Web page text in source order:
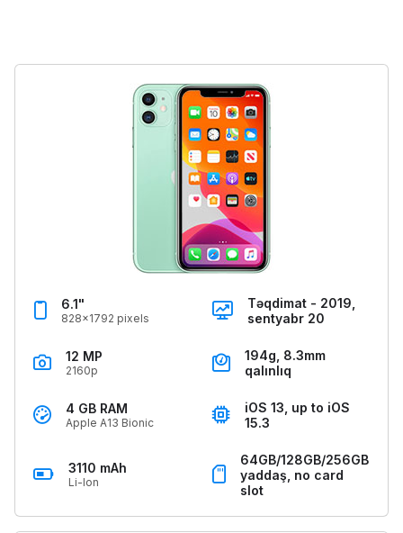
6.1"
828x1792 pixels
Təqdimat - 2019,
sentyabr 20
12 MP
2160p
194g, 8.3mm
qalınlıq
4 GB RAM
Apple A13 Bionic
iOS 13, up to iOS
15.3
3110 mAh
Li-Ion
64GB/128GB/256GB
yaddaş, no card
slot